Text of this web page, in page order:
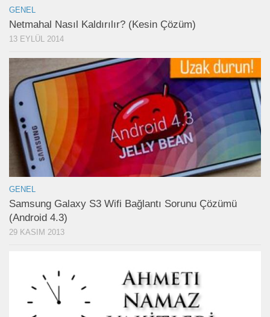
GENEL
Netmahal Nasıl Kaldırılır? (Kesin Çözüm)
13 EYLÜL 2014
GENEL
Samsung Galaxy S3 Wifi Bağlantı Sorunu Çözümü
(Android 4.3)
29 KASIM 2013